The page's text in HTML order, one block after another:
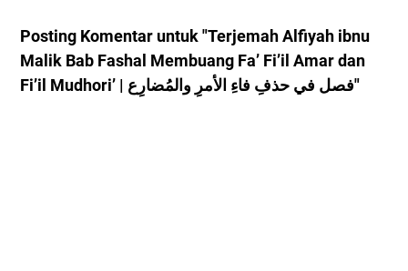
Posting Komentar untuk "Terjemah Alfiyah ibnu
Malik Bab Fashal Membuang Fa’ Fi’il Amar dan
Fi’il Mudhori’ | فصل في حذفِ فاءِ الأمرِ والمُضارِع"